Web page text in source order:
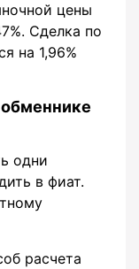
цены
Сделка по
на 1,96%
одни
в фиат.
расчета